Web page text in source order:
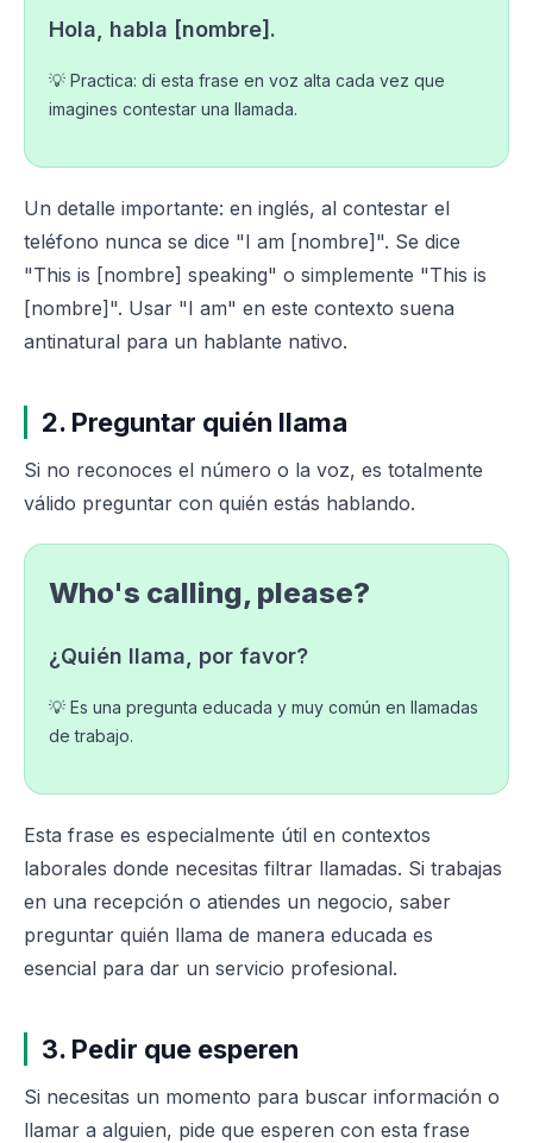
Hola, habla [nombre].
💡 Practica: di esta frase en voz alta cada vez que
imagines contestar una llamada.
Un detalle importante: en inglés, al contestar el
teléfono nunca se dice "I am [nombre]". Se dice
"This is [nombre] speaking" o simplemente "This is
[nombre]". Usar "I am" en este contexto suena
antinatural para un hablante nativo.
2. Preguntar quién llama
Si no reconoces el número o la voz, es totalmente
válido preguntar con quién estás hablando.
Who's calling, please?
¿Quién llama, por favor?
💡 Es una pregunta educada y muy común en llamadas
de trabajo.
Esta frase es especialmente útil en contextos
laborales donde necesitas filtrar llamadas. Si trabajas
en una recepción o atiendes un negocio, saber
preguntar quién llama de manera educada es
esencial para dar un servicio profesional.
3. Pedir que esperen
Si necesitas un momento para buscar información o
llamar a alguien, pide que esperen con esta frase